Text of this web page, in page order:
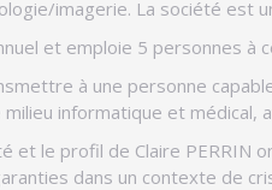
imagerie. La société est
et emploie 5 personnes à
à une personne
milieu informatique et
et le profil de Claire
dans un contexte de